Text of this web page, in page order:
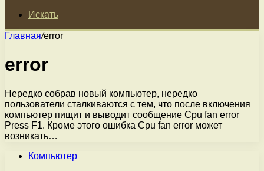
Искать
Главная/error
error
Нередко собрав новый компьютер, нередко
пользователи сталкиваются с тем, что после включения
компьютер пищит и выводит сообщение Cpu fan error
Press F1. Кроме этого ошибка Cpu fan error может
возникать…
Компьютер